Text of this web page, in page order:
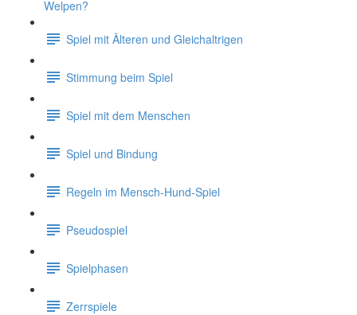
Welpen?
Spiel mit Älteren und Gleichaltrigen
Stimmung beim Spiel
Spiel mit dem Menschen
Spiel und Bindung
Regeln im Mensch-Hund-Spiel
Pseudospiel
Spielphasen
Zerrspiele